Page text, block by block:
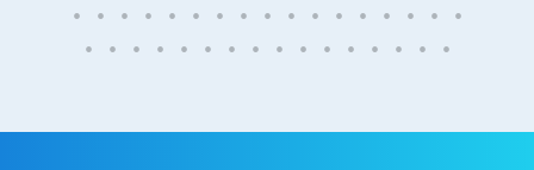
3
Нам важен результат, поэтому
выезжаем с разными